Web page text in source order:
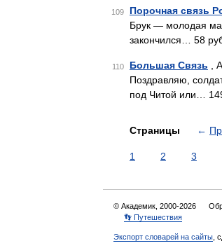
109 Порочная связь
Брук — молодая
закончился… 58
110 Большая Связь ,
Поздравляю,
под Читой или…
Страницы ←
1 2 3
© Академик, 2000-2026
👣 Путешествия
Экспорт словарей на сайты ,